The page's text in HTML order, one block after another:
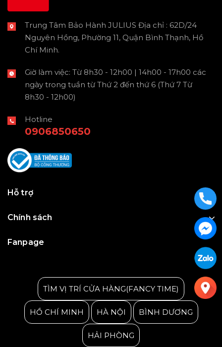
Trung Tâm Bảo Hành JULIUS Địa chỉ : 62D/24
Nguyên Hồng, Phường 11, Quận Bình Thạnh, Hồ
Chí Minh.
Giờ làm việc: Từ 8h30 - 12h00 | 14h00 - 17h00 các
ngày trong tuần từ Thứ 2 đến thứ 6 (Thứ 7 Từ
8h30 - 12h00)
Hotline
0906850650
Hỗ trợ
Chính sách
Fanpage
TÌM VỊ TRÍ CỬA HÀNG(FANCY TIME)
HỒ CHÍ MINH HÀ NỘI BÌNH DƯƠNG
HẢI PHÒNG